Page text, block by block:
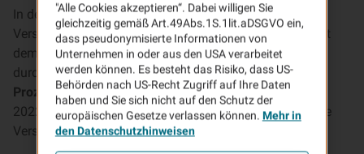
In den letzten Jahren sind die Prämien für Kfz-
Versicherungen in Deutschland deutlich gestiegen. Laut
dem Statistischen Bundesamt (Destatis) lagen die
durchschnittlichen Kosten im September 2025 circa
Prozent höherals im Vorjahresmonat. Im Vergleich zu
2022 beträgt derAnstieg sogar ca. 50 Prozentüber alle
Versicherungsarten hinweg (Quelle:
"Alle Cookies akzeptieren“. Dabei willigen Sie
gleichzeitig gemäß Art.49Abs.1S.1lit.aDSGVO ein,
dass pseudonymisierte Informationen von
Unternehmen in oder aus den USA verarbeitet
werden können. Es besteht das Risiko, dass US-
Behörden nach US-Recht Zugriff auf Ihre Daten
haben und Sie sich nicht auf den Schutz der
europäischen Gesetze verlassen können. Mehr in
den Datenschutzhinweisen